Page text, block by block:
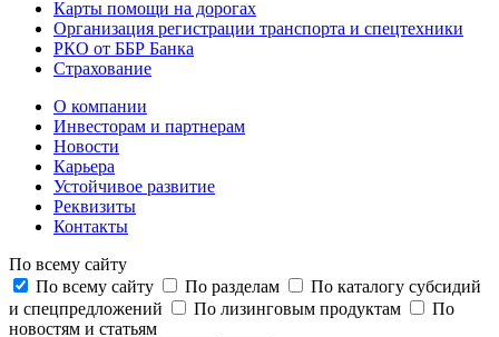
Карты помощи на дорогах
Организация регистрации транспорта и спецтехники
РКО от ББР Банка
Страхование
О компании
Инвесторам и партнерам
Новости
Карьера
Устойчивое развитие
Реквизиты
Контакты
По всему сайту
По всему сайту
По разделам
По каталогу субсидий
и спецпредложений
По лизинговым продуктам
По
новостям и статьям